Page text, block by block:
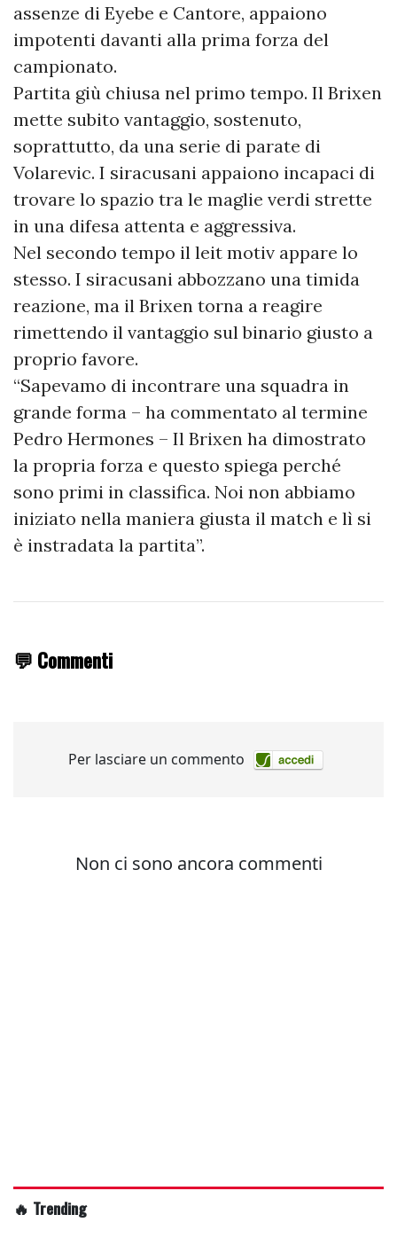
assenze di Eyebe e Cantore, appaiono
impotenti davanti alla prima forza del
campionato.
Partita giù chiusa nel primo tempo. Il Brixen
mette subito vantaggio, sostenuto,
soprattutto, da una serie di parate di
Volarevic. I siracusani appaiono incapaci di
trovare lo spazio tra le maglie verdi strette
in una difesa attenta e aggressiva.
Nel secondo tempo il leit motiv appare lo
stesso. I siracusani abbozzano una timida
reazione, ma il Brixen torna a reagire
rimettendo il vantaggio sul binario giusto a
proprio favore.
“Sapevamo di incontrare una squadra in
grande forma – ha commentato al termine
Pedro Hermones – Il Brixen ha dimostrato
la propria forza e questo spiega perché
sono primi in classifica. Noi non abbiamo
iniziato nella maniera giusta il match e lì si
è instradata la partita”.
💬 Commenti
🔥 Trending